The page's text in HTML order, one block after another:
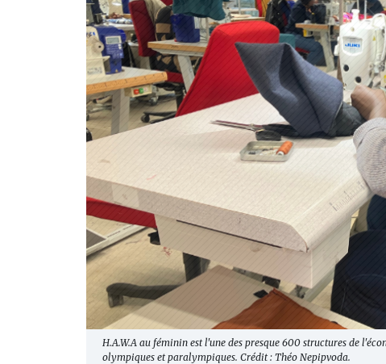
H.A.W.A au féminin est l'une des presque 600 structures de
olympiques et paralympiques. Crédit : Théo Nepipvoda.